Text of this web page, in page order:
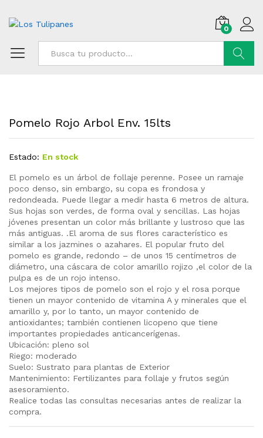
0
Pomelo Rojo Arbol Env. 15lts
Estado: En stock
El pomelo es un árbol de follaje perenne. Posee un ramaje
poco denso, sin embargo, su copa es frondosa y
redondeada. Puede llegar a medir hasta 6 metros de altura.
Sus hojas son verdes, de forma oval y sencillas. Las hojas
jóvenes presentan un color más brillante y lustroso que las
más antiguas. .El aroma de sus flores característico es
similar a los jazmines o azahares. El popular fruto del
pomelo es grande, redondo – de unos 15 centímetros de
diámetro, una cáscara de color amarillo rojizo ,el color de la
pulpa es de un rojo intenso.
Los mejores tipos de pomelo son el rojo y el rosa porque
tienen un mayor contenido de vitamina A y minerales que el
amarillo y, por lo tanto, un mayor contenido de
antioxidantes; también contienen licopeno que tiene
importantes propiedades anticancerígenas.
Ubicación: pleno sol
Riego: moderado
Suelo: Sustrato para plantas de Exterior
Mantenimiento: Fertilizantes para follaje y frutos según
asesoramiento.
Realice todas las consultas necesarias antes de realizar la
compra.